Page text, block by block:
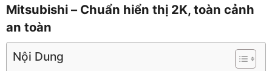
Mitsubishi – Chuẩn hiển thị 2K, toàn cảnh
an toàn
Nội Dung